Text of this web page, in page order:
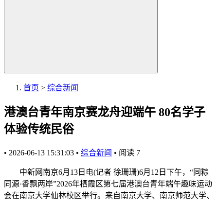
首页 > 综合新闻
港澳台青年南京赛龙舟迎端午 80名学子
体验传统民俗
• 2026-06-13 15:31:03 • 综合新闻 • 阅读 7
中新网南京6月13日电(记者 徐珊珊)6月12日下午，“同粽
同源·香飘两岸”2026年栖霞区第七届港澳台青年端午趣味运动
会在南京大学仙林校区举行。来自南京大学、南京师范大学、